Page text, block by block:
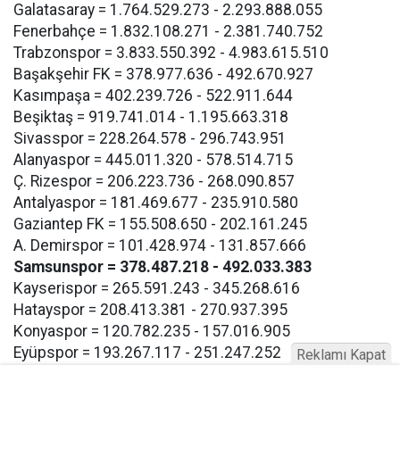
Galatasaray = 1.764.529.273 - 2.293.888.055
Fenerbahçe = 1.832.108.271 - 2.381.740.752
Trabzonspor = 3.833.550.392 - 4.983.615.510
Başakşehir FK = 378.977.636 - 492.670.927
Kasımpaşa = 402.239.726 - 522.911.644
Beşiktaş = 919.741.014 - 1.195.663.318
Sivasspor = 228.264.578 - 296.743.951
Alanyaspor = 445.011.320 - 578.514.715
Ç. Rizespor = 206.223.736 - 268.090.857
Antalyaspor = 181.469.677 - 235.910.580
Gaziantep FK = 155.508.650 - 202.161.245
A. Demirspor = 101.428.974 - 131.857.666
Samsunspor = 378.487.218 - 492.033.383
Kayserispor = 265.591.243 - 345.268.616
Hatayspor = 208.413.381 - 270.937.395
Konyaspor = 120.782.235 - 157.016.905
Eyüpspor = 193.267.117 - 251.247.252
Reklamı Kapat